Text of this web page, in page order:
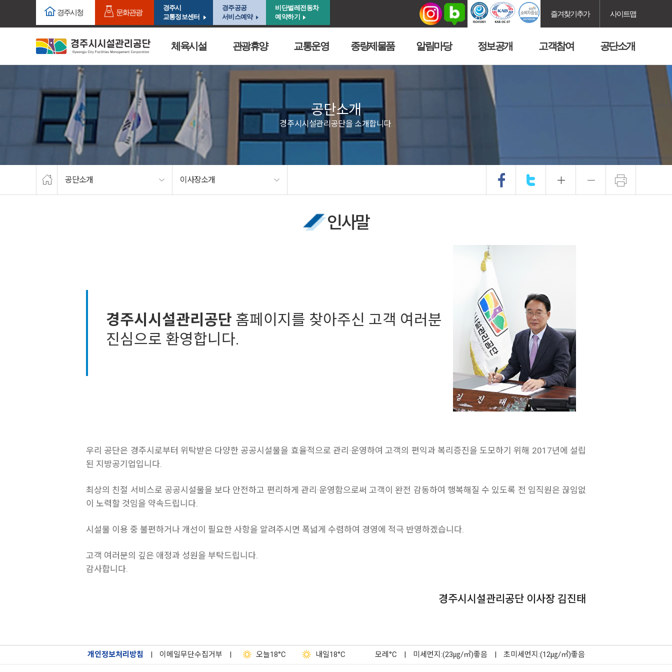
주요메뉴로 건너뛰기
경주시청 문화관광
경주시
교통정보센터
경주공공
서비스예약
비단벌레전동차
예약하기
즐겨찾기추가 사이트맵
체육시설 관광휴양 교통운영 종량제물품 알림마당 정보공개 고객참여 공단소개
공단소개
경주시시설관리공단을 소개합니다.
공단소개 이사장소개
인사말
경주시시설관리공단 홈페이지를 찾아주신 고객 여러분
진심으로 환영합니다.
우리 공단은 경주시로부터 위탁받은 다양한 공공시설물을 효율적으로 관리·운영하여 고객의 편익과 복리증진을 도모하기 위해 2017년에 설립
된 지방공기업입니다.
최상의 친절 서비스로 공공시설물을 보다 안전하고 편리하게 관리·운영함으로써 고객이 완전 감동하여 행복해질 수 있도록 전 임직원은 끊임없
이 노력할 것임을 약속드립니다.
시설물 이용 중 불편하거나 개선이 필요한 사항을 알려주시면 폭넓게 수렴하여 경영에 적극 반영하겠습니다.
고객 여러분의 깊은 애정과 성원을 부탁드립니다.
감사합니다.
경주시시설관리공단 이사장 김진태
개인정보처리방침 | 이메일무단수집거부 | 오늘18°C 내일18°C 모레 °C | 미세먼지:(23㎍/㎥)좋음 | 초미세먼지:(12㎍/㎥)좋음